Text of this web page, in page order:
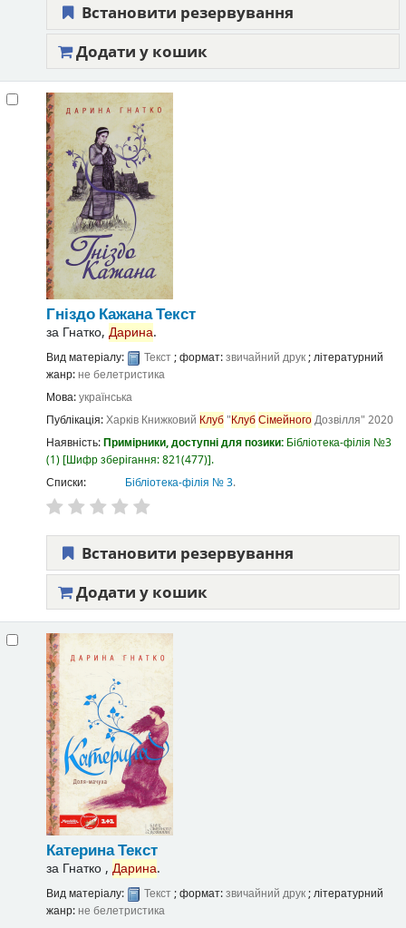
Встановити резервування
Додати у кошик
Гніздо КажанаТекст
за Гнатко, Дарина.
Вид матеріалу: Текст; формат:звичайний друк; літературний
жанр:не белетристика
Мова:українська
Публікація:Харків Книжковий Клуб"КлубСімейногоДозвілля" 2020
Наявність:Примірники, доступні для позики: Бібліотека-філія №3
(1) Шифр зберігання:821(477) .
Списки:
Бібліотека-філія № 3.
Встановити резервування
Додати у кошик
КатеринаТекст
за Гнатко , Дарина.
Вид матеріалу: Текст; формат:звичайний друк; літературний
жанр: не белетристика